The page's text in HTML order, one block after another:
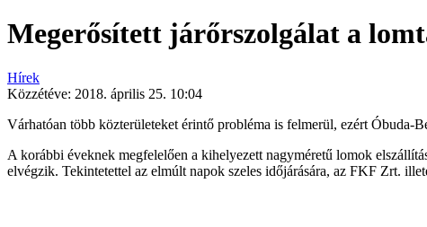
Megerősített járőrszolgálat a
Hírek
Közzétéve: 2018. április 25. 10:04
Várhatóan több közterületeket érintő probléma is felmerül, ezért Óbuda-
A korábbi éveknek megfelelően a kihelyezett nagyméretű lomok
elvégzik. Tekintetettel az elmúlt napok szeles időjárására, az FKF Zrt.